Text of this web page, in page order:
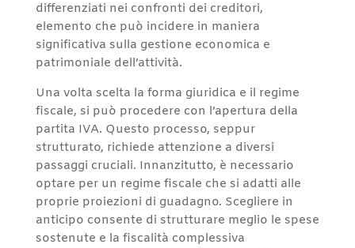
differenziati nei confronti dei creditori,
elemento che può incidere in maniera
significativa sulla gestione economica e
patrimoniale dell’attività.
Una volta scelta la forma giuridica e il regime
fiscale, si può procedere con l’apertura della
partita IVA. Questo processo, seppur
strutturato, richiede attenzione a diversi
passaggi cruciali. Innanzitutto, è necessario
optare per un regime fiscale che si adatti alle
proprie proiezioni di guadagno. Scegliere in
anticipo consente di strutturare meglio le spese
sostenute e la fiscalità complessiva